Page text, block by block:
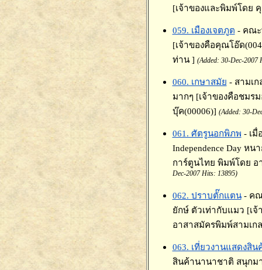
[เจ้าของและพิมพ์โดย
059. เมืองเจตภูต - คณะ
[เจ้าของคือคุณโอ๊ด
ท่าน ] (Added: 30-Dec-2007
060. เกษาสมัย - สามเ
มากๆ [เจ้าของคือชม
บุ๊ค(00006)] (Added: 30-
061. ศัตรูนอกพิภพ - เมื่
Independence Day ห
การ์ตูนไทย พิมพ์โดย อ
Dec-2007 Hits: 13895)
062. ปราบตั๊กแตน - ค
ยักษ์ ตัวเท่ากับแมว [เ
อาสาสมัครพิมพ์สามเก
063. เที่ยวงานแสดงสิน
สินค้านานาชาติ สนุกม